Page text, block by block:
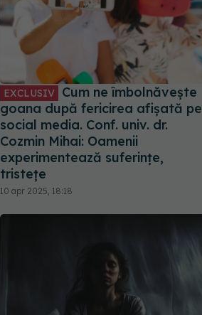
EXCLUSIV
Cum ne îmbolnăvește
goana după fericirea afișată pe
social media. Conf. univ. dr.
Cozmin Mihai: Oamenii
experimentează suferințe,
tristețe
10 apr 2025, 18:18